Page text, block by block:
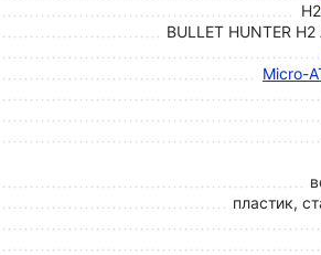
BULLET HUNTER H2
Micro-
пластик,